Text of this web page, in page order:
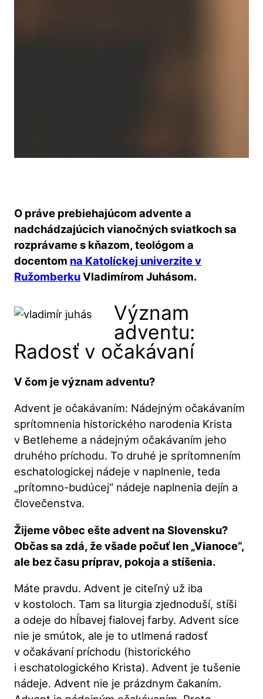
O práve prebiehajúcom advente a
nadchádzajúcich vianočných sviatkoch sa
rozprávame s kňazom, teológom a
docentom na Katolíckej univerzite v
RužomberkuVladimírom Juhásom.
Význam
adventu:
Radosť v očakávaní
V čom je význam adventu?
Advent je očakávaním: Nádejným očakávaním
sprítomnenia historického narodenia Krista
v Betleheme a nádejným očakávaním jeho
druhého príchodu. To druhé je sprítomnením
eschatologickej nádeje v naplnenie, teda
„prítomno-budúcej“ nádeje naplnenia dejín a
človečenstva.
Žijeme vôbec ešte advent na Slovensku?
Občas sa zdá, že všade počuť len „Vianoce“,
ale bez času príprav, pokoja a stíšenia.
Máte pravdu. Advent je citeľný už iba
v kostoloch. Tam sa liturgia zjednoduší, stíši
a odeje do hĺbavej fialovej farby. Advent síce
nie je smútok, ale je to utlmená radosť
v očakávaní príchodu (historického
i eschatologického Krista). Advent je tušenie
nádeje. Advent nie je prázdnym čakaním.